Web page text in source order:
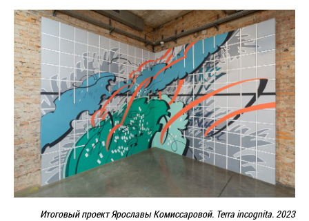
Итоговый проект Ярославы Комиссаровой. Terra incognita. 2023